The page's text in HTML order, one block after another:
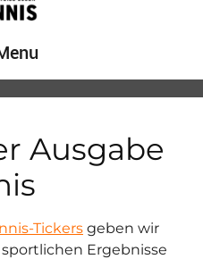
Ausgabe
Tickers geben wir
Ergebnisse